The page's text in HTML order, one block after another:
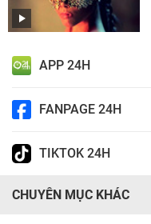
APP 24H
FANPAGE 24H
TIKTOK 24H
CHUYÊN MỤC KHÁC